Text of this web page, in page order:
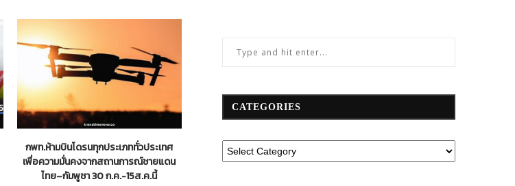
กพท.ห้ามบินโดรนทุกประเภททั่วประเทศ
เพื่อความมั่นคงจากสถานการณ์ชายแดน
ไทย–กัมพูชา 30 ก.ค.-15ส.ค.นี้
ซ้อมใหญ่รถไฟฟ้าสายสีแดงก่อนเปิด 2
ส.ค. 64
NSI นำสินประกันภัย เร่งช่วยลูกค้า
ภัยรถยนต์ที่ได้รับผลกระทบจากพา
CATEGORIES